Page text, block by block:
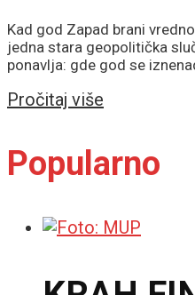
Kad god Zapad brani
jedna stara geopolitička
ponavlja: gde god se
Pročitaj više
Popularno